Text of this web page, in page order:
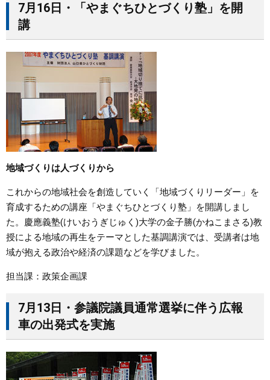
7月16日・「やまぐちひとづくり塾」を開
講
地域づくりは人づくりから
これからの地域社会を創造していく「地域づくりリーダー」を
育成するための講座「やまぐちひとづくり塾」を開講しまし
た。慶應義塾(けいおうぎじゅく)大学の金子勝(かねこまさる)教
授による地域の再生をテーマとした基調講演では、受講者は地
域が抱える政治や経済の課題などを学びました。
担当課：政策企画課
7月13日・参議院議員通常選挙に伴う広報
車の出発式を実施